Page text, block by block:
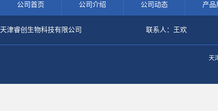
公司首页 公司介绍 公司动态 产品
天津睿创生物科技有限公司 联系人：王欢
天